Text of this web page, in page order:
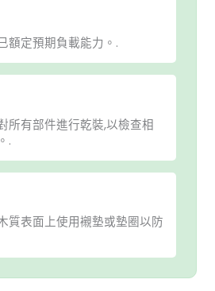
額定預期負載能力。.
所有部件進行乾裝,以檢查相
.
質表面上使用襯墊或墊圈以防